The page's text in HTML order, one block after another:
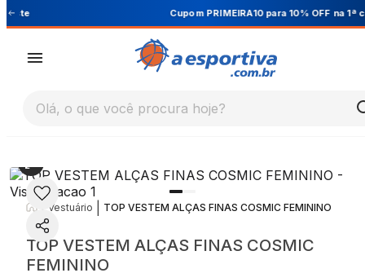
Cupom PRIMEIRA10 para 10% OFF na 1ª compra
Olá, o que você procura hoje?
Vestuário TOP VESTEM ALÇAS FINAS COSMIC FEMININO
TOP VESTEM ALÇAS FINAS COSMIC
FEMININO